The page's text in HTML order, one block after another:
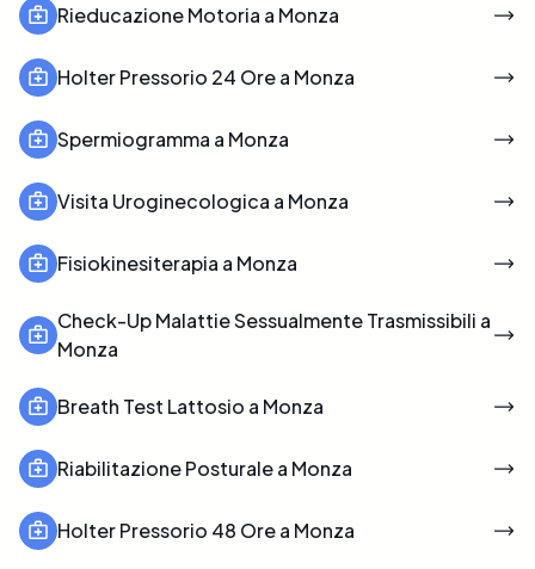
Rieducazione Motoria a Monza
Holter Pressorio 24 Ore a Monza
Spermiogramma a Monza
Visita Uroginecologica a Monza
Fisiokinesiterapia a Monza
Check-Up Malattie Sessualmente Trasmissibili a
Monza
Breath Test Lattosio a Monza
Riabilitazione Posturale a Monza
Holter Pressorio 48 Ore a Monza